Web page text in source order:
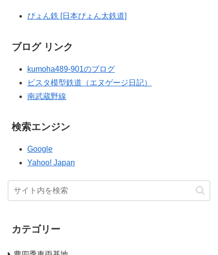
ぴょん鉄 [日本ぴょん太鉄道]
ブログ リンク
kumoha489-901のブログ
ビスタ模型鉄道（エヌゲージ日記）
南武蔵野線
検索エンジン
Google
Yahoo! Japan
カテゴリー